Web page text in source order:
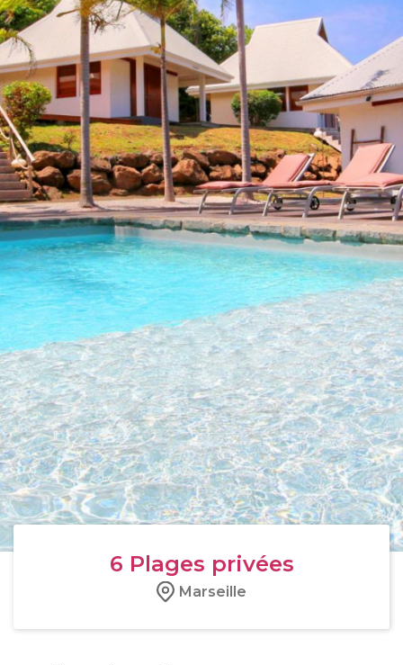
6 Plages privées
Marseille